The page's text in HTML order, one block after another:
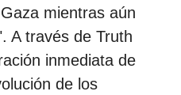
mientras aún
A través de Truth
inmediata de
de los